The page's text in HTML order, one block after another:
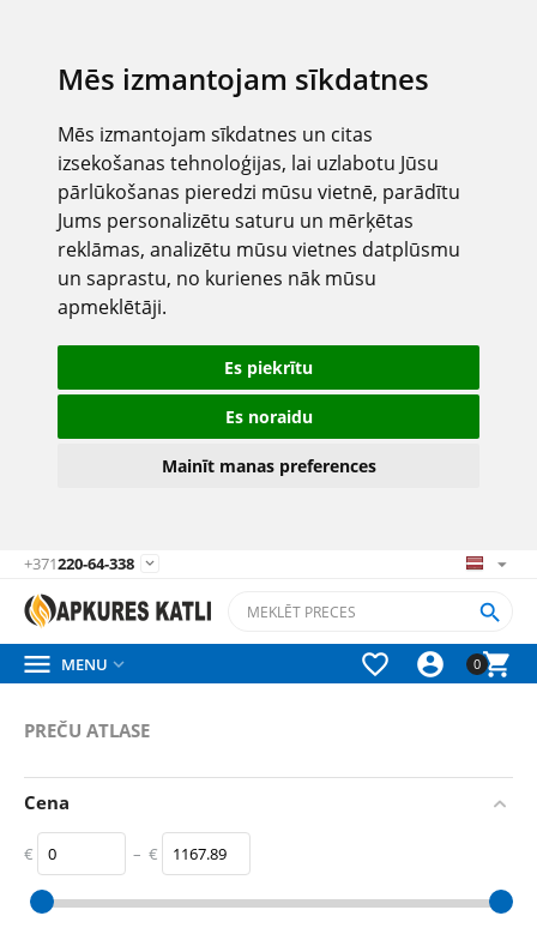
Mēs izmantojam sīkdatnes
Mēs izmantojam sīkdatnes un citas
izsekošanas tehnoloģijas, lai uzlabotu Jūsu
pārlūkošanas pieredzi mūsu vietnē, parādītu
Jums personalizētu saturu un mērķētas
reklāmas, analizētu mūsu vietnes datplūsmu
un saprastu, no kurienes nāk mūsu
apmeklētāji.
Es piekrītu
Es noraidu
Mainīt manas preferences
+371220-64-338 
0



 MENU 
PREČU ATLASE
Cena
€ – €
0 1167.89